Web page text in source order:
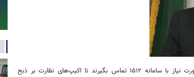
جلوخانی خاطرنشان کرد: شهروندان می‌توانند در صورت نیاز با سامانه ۱۵۱۲ تماس بگیرند تا اکیپ‌های نظارت بر ذبح